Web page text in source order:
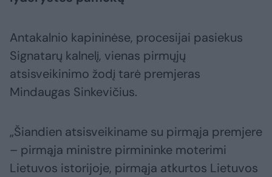
Antakalnio kapininėse, procesijai pasiekus
Signatarų kalnelį, vienas pirmųjų
atsisveikinimo žodį tarė premjeras
Mindaugas Sinkevičius.
„Šiandien atsisveikiname su pirmąja premjere
– pirmąja ministre pirmininke moterimi
Lietuvos istorijoje, pirmąja atkurtos Lietuvos